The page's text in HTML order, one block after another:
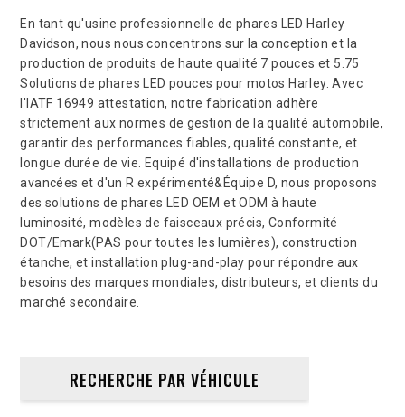
En tant qu'usine professionnelle de phares LED Harley
Davidson, nous nous concentrons sur la conception et la
production de produits de haute qualité 7 pouces et 5.75
Solutions de phares LED pouces pour motos Harley. Avec
l'IATF 16949 attestation, notre fabrication adhère
strictement aux normes de gestion de la qualité automobile,
garantir des performances fiables, qualité constante, et
longue durée de vie. Equipé d'installations de production
avancées et d'un R expérimenté&Équipe D, nous proposons
des solutions de phares LED OEM et ODM à haute
luminosité, modèles de faisceaux précis, Conformité
DOT/Emark(PAS pour toutes les lumières), construction
étanche, et installation plug-and-play pour répondre aux
besoins des marques mondiales, distributeurs, et clients du
marché secondaire.
RECHERCHE PAR VÉHICULE